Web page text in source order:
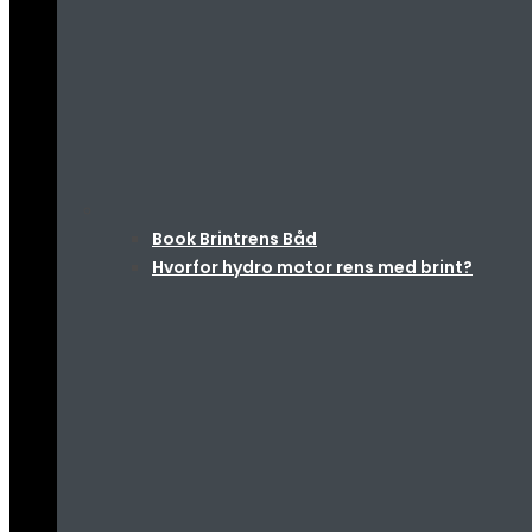
Book Brintrens Båd
Hvorfor hydro motor rens med brint?